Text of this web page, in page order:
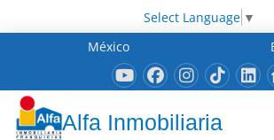
Select Language ▼
México
Alfa Inmobiliaria